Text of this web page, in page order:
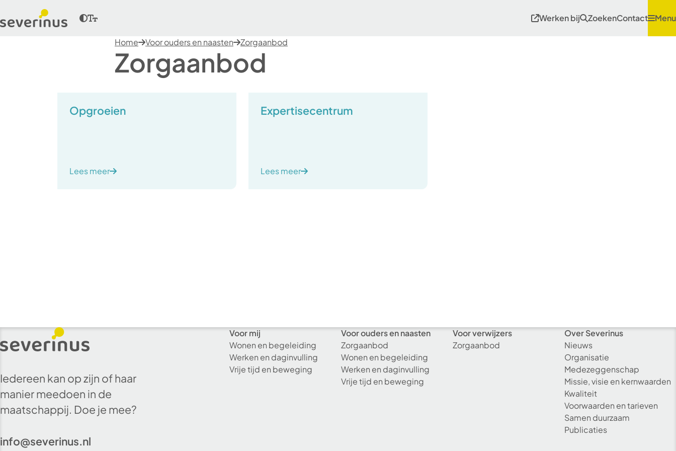
Werken bij ZoekenContact Menu
Home Voor ouders en naasten Zorgaanbod
Zorgaanbod
Opgroeien
Lees meer
Expertisecentrum
Lees meer
Iedereen kan op zijn of haar
manier meedoen in de
maatschappij. Doe je mee?
info@severinus.nl
Voor mij
Wonen en begeleiding
Werken en daginvulling
Vrije tijd en beweging
Voor ouders en naasten
Zorgaanbod
Wonen en begeleiding
Werken en daginvulling
Vrije tijd en beweging
Voor verwijzers
Zorgaanbod
Over Severinus
Nieuws
Organisatie
Medezeggenschap
Missie, visie en kernwaarden
Kwaliteit
Voorwaarden en tarieven
Samen duurzaam
Publicaties